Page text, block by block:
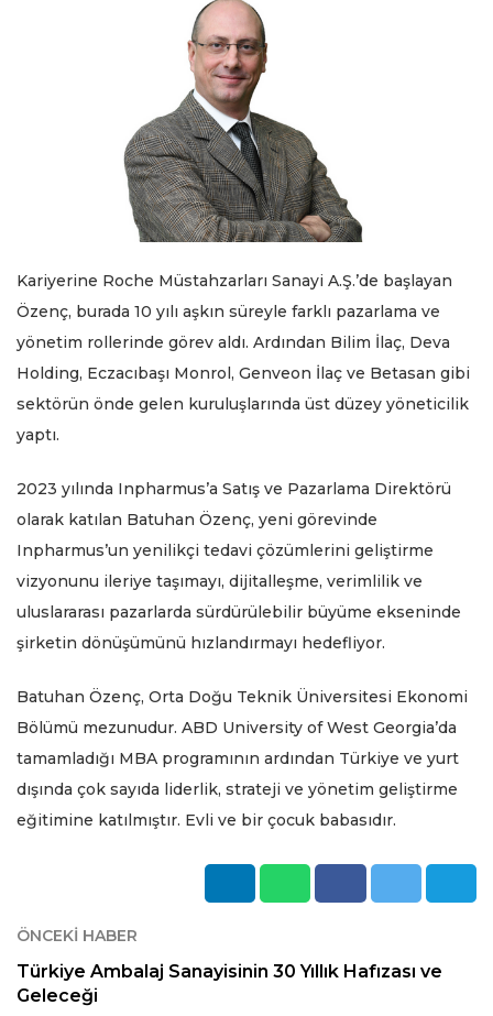
Kariyerine Roche Müstahzarları Sanayi A.Ş.’de başlayan
Özenç, burada 10 yılı aşkın süreyle farklı pazarlama ve
yönetim rollerinde görev aldı. Ardından Bilim İlaç, Deva
Holding, Eczacıbaşı Monrol, Genveon İlaç ve Betasan gibi
sektörün önde gelen kuruluşlarında üst düzey yöneticilik
yaptı.
2023 yılında Inpharmus’a Satış ve Pazarlama Direktörü
olarak katılan Batuhan Özenç, yeni görevinde
Inpharmus’un yenilikçi tedavi çözümlerini geliştirme
vizyonunu ileriye taşımayı, dijitalleşme, verimlilik ve
uluslararası pazarlarda sürdürülebilir büyüme ekseninde
şirketin dönüşümünü hızlandırmayı hedefliyor.
Batuhan Özenç, Orta Doğu Teknik Üniversitesi Ekonomi
Bölümü mezunudur. ABD University of West Georgia’da
tamamladığı MBA programının ardından Türkiye ve yurt
dışında çok sayıda liderlik, strateji ve yönetim geliştirme
eğitimine katılmıştır. Evli ve bir çocuk babasıdır.
ÖNCEKI HABER
Türkiye Ambalaj Sanayisinin 30 Yıllık Hafızası ve
Geleceği